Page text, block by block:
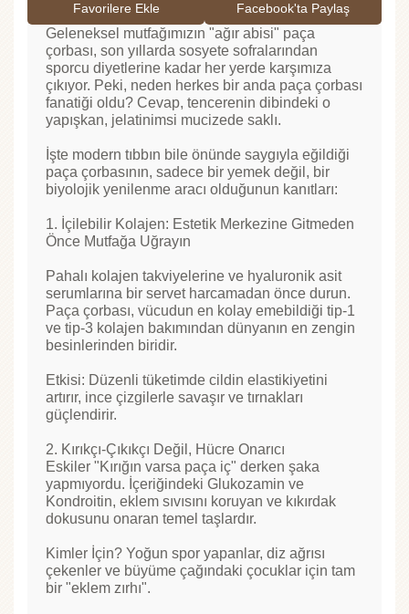
Favorilere Ekle Facebook'ta Paylaş
Geleneksel mutfağımızın "ağır abisi" paça
çorbası, son yıllarda sosyete sofralarından
sporcu diyetlerine kadar her yerde karşımıza
çıkıyor. Peki, neden herkes bir anda paça çorbası
fanatiği oldu? Cevap, tencerenin dibindeki o
yapışkan, jelatinimsi mucizede saklı.
İşte modern tıbbın bile önünde saygıyla eğildiği
paça çorbasının, sadece bir yemek değil, bir
biyolojik yenilenme aracı olduğunun kanıtları:
1. İçilebilir Kolajen: Estetik Merkezine Gitmeden
Önce Mutfağa Uğrayın
Pahalı kolajen takviyelerine ve hyaluronik asit
serumlarına bir servet harcamadan önce durun.
Paça çorbası, vücudun en kolay emebildiği tip-1
ve tip-3 kolajen bakımından dünyanın en zengin
besinlerinden biridir.
Etkisi: Düzenli tüketimde cildin elastikiyetini
artırır, ince çizgilerle savaşır ve tırnakları
güçlendirir.
2. Kırıkçı-Çıkıkçı Değil, Hücre Onarıcı
Eskiler "Kırığın varsa paça iç" derken şaka
yapmıyordu. İçeriğindeki Glukozamin ve
Kondroitin, eklem sıvısını koruyan ve kıkırdak
dokusunu onaran temel taşlardır.
Kimler İçin? Yoğun spor yapanlar, diz ağrısı
çekenler ve büyüme çağındaki çocuklar için tam
bir "eklem zırhı".